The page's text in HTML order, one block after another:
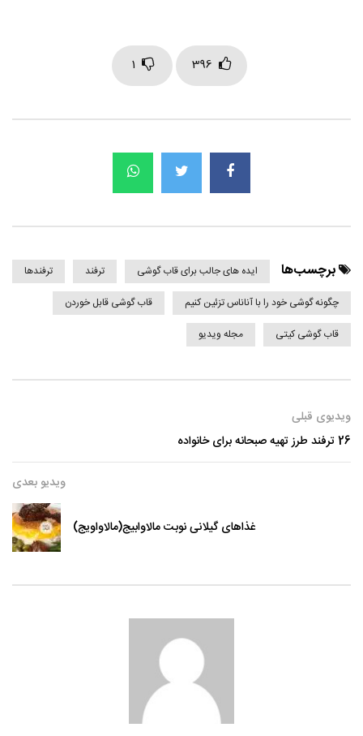
396
1
برچسب‌ها ایده های جالب برای قاب گوشی ترفند
ترفندها
چگونه گوشی خود را با آناناس تزئین کنیم
قاب گوشی قابل خوردن
قاب گوشی کیتی
مجله ویدیو
ویدیوی قبلی
26 ترفند طرز تهیه صبحانه برای خانواده
ویدیو بعدی
غذاهای گیلانی نوبت مالاوابیج(مالاواویج)